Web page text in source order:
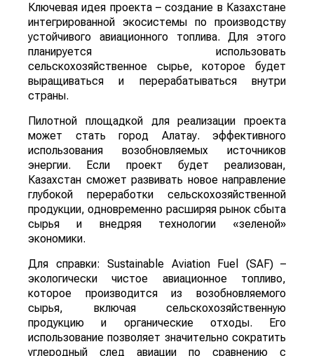
Ключевая идея проекта – создание в Казахстане
интегрированной экосистемы по производству
устойчивого авиационного топлива. Для этого
планируется использовать
сельскохозяйственное сырье, которое будет
выращиваться и перерабатываться внутри
страны.
Пилотной площадкой для реализации проекта
может стать город Алатау. эффективного
использования возобновляемых источников
энергии. Если проект будет реализован,
Казахстан сможет развивать новое направление
глубокой переработки сельскохозяйственной
продукции, одновременно расширяя рынок сбыта
сырья и внедряя технологии «зеленой»
экономики.
Для справки: Sustainable Aviation Fuel (SAF) –
экологически чистое авиационное топливо,
которое производится из возобновляемого
сырья, включая сельскохозяйственную
продукцию и органические отходы. Его
использование позволяет значительно сократить
углеродный след авиации по сравнению с